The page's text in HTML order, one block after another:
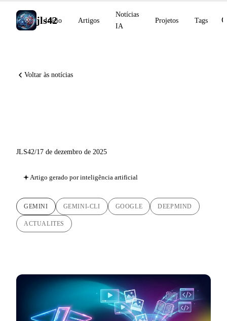
jls42
Início Artigos
Notícias
IA
Projetos Tags
Voltar às notícias
JLS42/17 de dezembro de 2025
Artigo gerado por inteligência artificial
GEMINI GEMINI-CLI GOOGLE DEEPMIND
ACTUALITES